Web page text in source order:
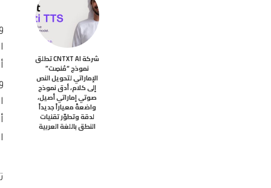
شركة CNTXT AI تطلق
نموذج “مُنصِت”
الإماراتي لتحويل النص
إلى كلام، أدق نموذج
صوتي إماراتي أصيل،
واضعةً معياراً جديداً
لدقة وتطوّر تقنيات
النطق باللغة العربية
و